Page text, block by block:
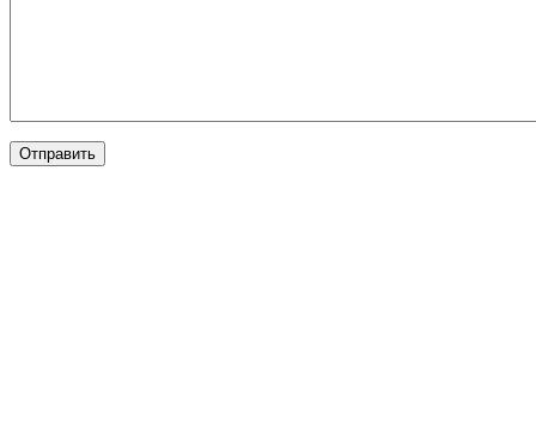
Отправить